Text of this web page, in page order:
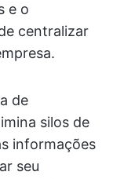
e o
centralizar
de
silos de
informações
seu